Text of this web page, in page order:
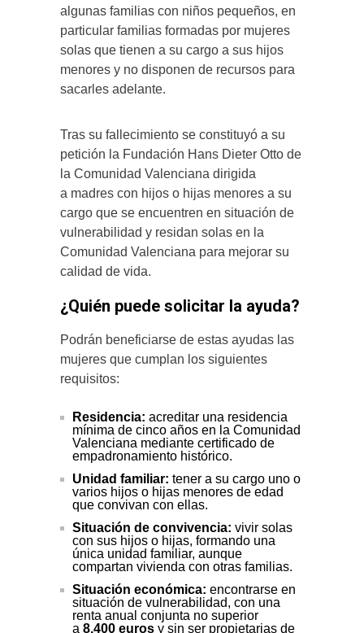
algunas familias con niños pequeños, en
particular familias formadas por mujeres
solas que tienen a su cargo a sus hijos
menores y no disponen de recursos para
sacarles adelante.
Tras su fallecimiento se constituyó a su
petición la Fundación Hans Dieter Otto de
la Comunidad Valenciana dirigida
a madres con hijos o hijas menores a su
cargo que se encuentren en situación de
vulnerabilidad y residan solas en la
Comunidad Valenciana para mejorar su
calidad de vida.
¿Quién puede solicitar la ayuda?
Podrán beneficiarse de estas ayudas las
mujeres que cumplan los siguientes
requisitos:
Residencia: acreditar una residencia
mínima de cinco años en la Comunidad
Valenciana mediante certificado de
empadronamiento histórico.
Unidad familiar: tener a su cargo uno o
varios hijos o hijas menores de edad
que convivan con ellas.
Situación de convivencia: vivir solas
con sus hijos o hijas, formando una
única unidad familiar, aunque
compartan vivienda con otras familias.
Situación económica: encontrarse en
situación de vulnerabilidad, con una
renta anual conjunta no superior
a 8.400 euros y sin ser propietarias de